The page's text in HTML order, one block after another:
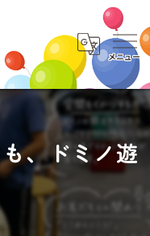
、ドミノ遊